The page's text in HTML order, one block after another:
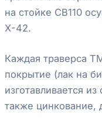
на стойке СВ110
Х-42.
Каждая траверса
покрытие (лак на
изготавливается
также цинкование,